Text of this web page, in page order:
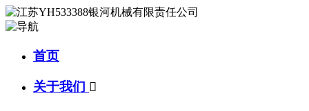
首页
关于我们 